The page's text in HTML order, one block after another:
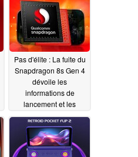
Pas d'élite : La fuite du
Snapdragon 8s Gen 4
dévoile les
informations de
lancement et les
détails clés du
successeur du
Snapdragon 8s Gen 3
03/25/2025